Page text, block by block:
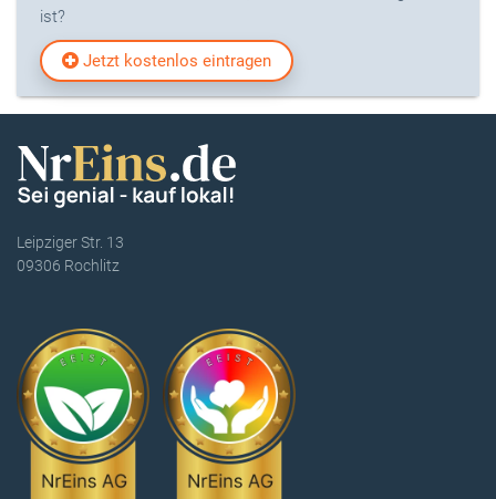
ist?
Jetzt kostenlos eintragen
Leipziger Str. 13
09306 Rochlitz